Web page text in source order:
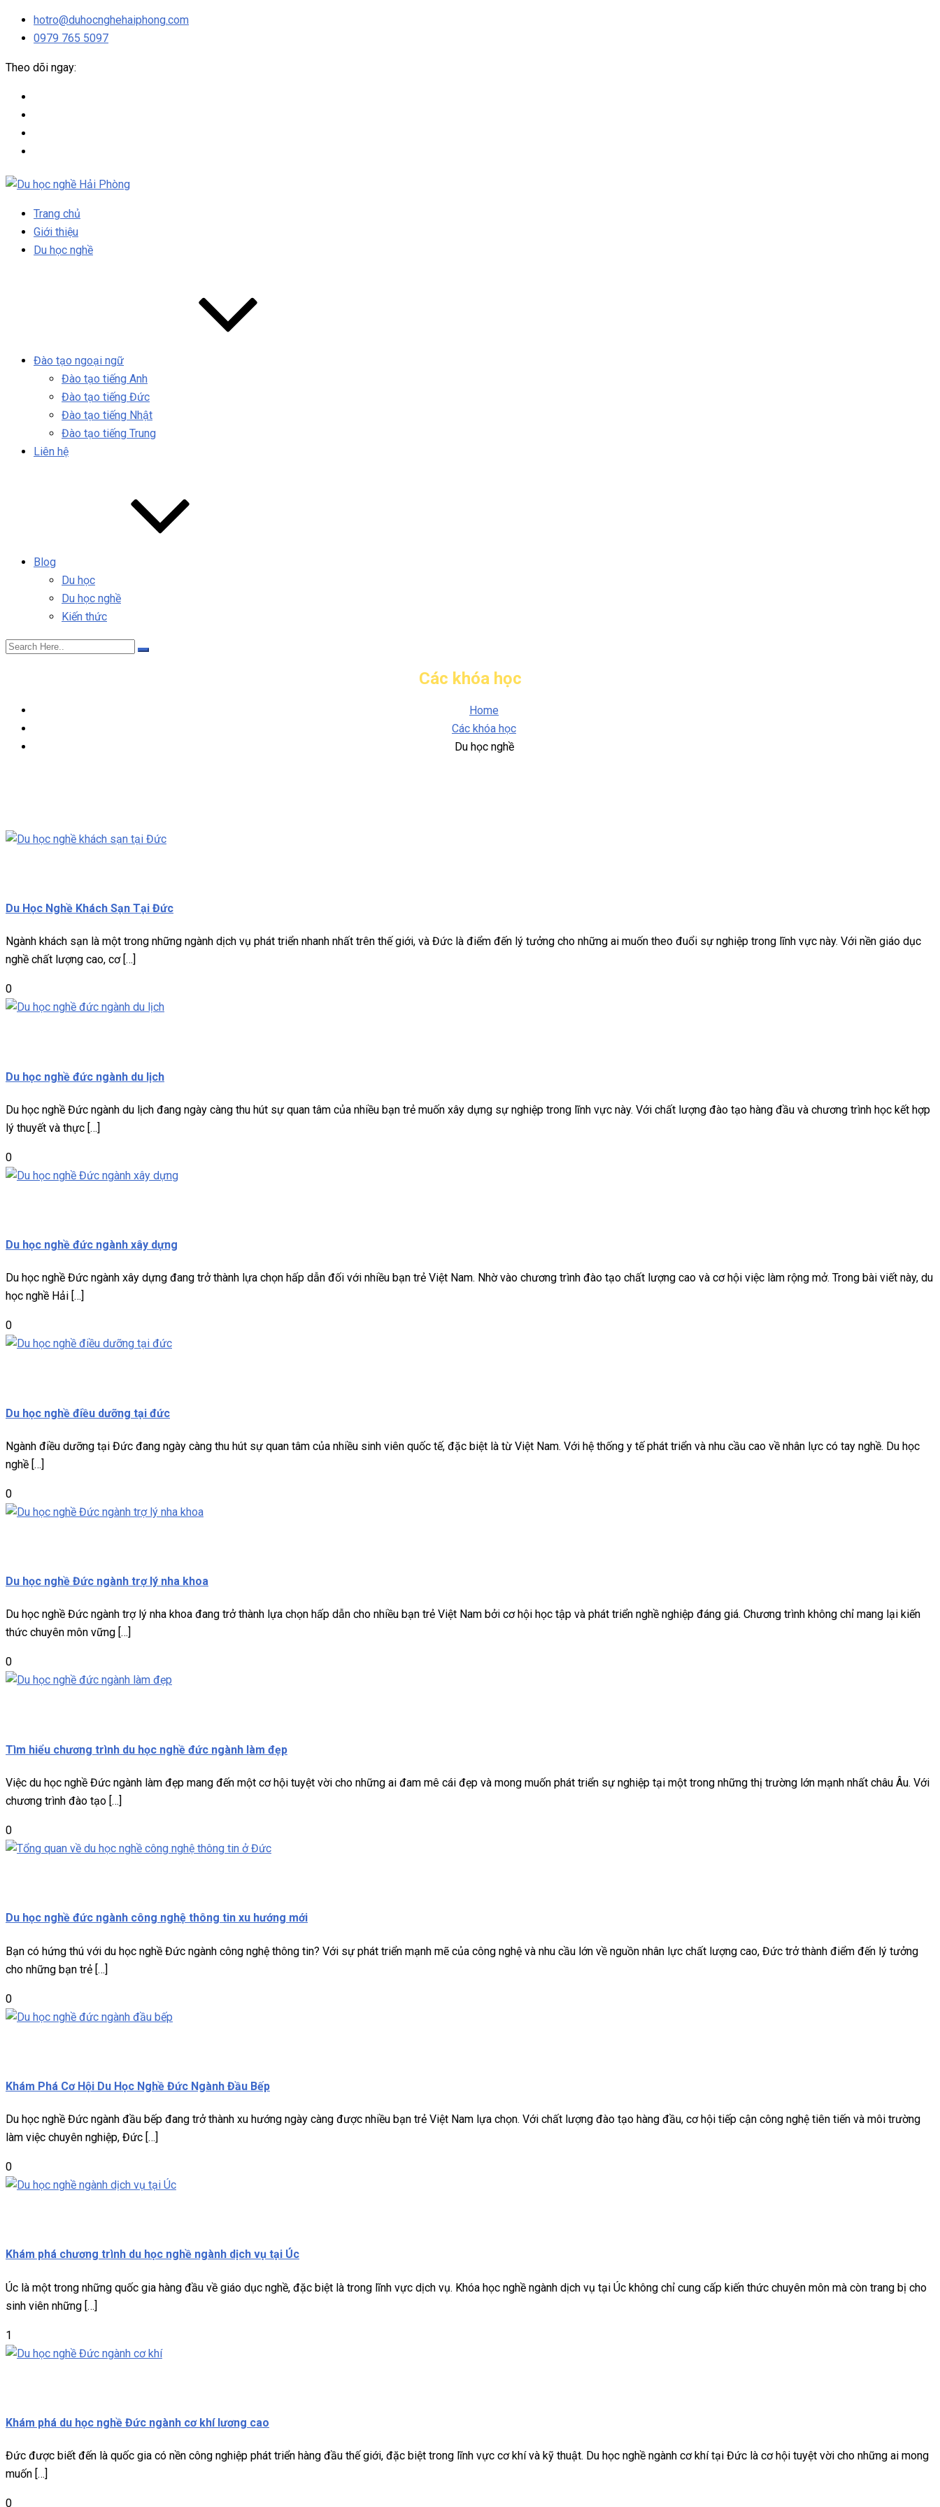
hotro@duhocnghehaiphong.com
0979 765 5097
Theo dõi ngay:
Trang chủ
Giới thiệu
Du học nghề
Đào tạo ngoại ngữ
Đào tạo tiếng Anh
Đào tạo tiếng Đức
Đào tạo tiếng Nhật
Đào tạo tiếng Trung
Liên hệ
Blog
Du học
Du học nghề
Kiến thức
Các khóa học
Home
Các khóa học
Du học nghề
Du Học Nghề Khách Sạn Tại Đức
Ngành khách sạn là một trong những ngành dịch vụ phát triển nhanh nhất trên thế giới, và Đức là điểm đến lý tưởng cho những ai muốn theo đuổi sự nghiệp trong lĩnh vực này. Với nền giáo dục
nghề chất lượng cao, cơ […]
0
Du học nghề đức ngành du lịch
Du học nghề Đức ngành du lịch đang ngày càng thu hút sự quan tâm của nhiều bạn trẻ muốn xây dựng sự nghiệp trong lĩnh vực này. Với chất lượng đào tạo hàng đầu và chương trình học kết hợp
lý thuyết và thực […]
0
Du học nghề đức ngành xây dựng
Du học nghề Đức ngành xây dựng đang trở thành lựa chọn hấp dẫn đối với nhiều bạn trẻ Việt Nam. Nhờ vào chương trình đào tạo chất lượng cao và cơ hội việc làm rộng mở. Trong bài viết này, du
học nghề Hải […]
0
Du học nghề điều dưỡng tại đức
Ngành điều dưỡng tại Đức đang ngày càng thu hút sự quan tâm của nhiều sinh viên quốc tế, đặc biệt là từ Việt Nam. Với hệ thống y tế phát triển và nhu cầu cao về nhân lực có tay nghề. Du học
nghề […]
0
Du học nghề Đức ngành trợ lý nha khoa
Du học nghề Đức ngành trợ lý nha khoa đang trở thành lựa chọn hấp dẫn cho nhiều bạn trẻ Việt Nam bởi cơ hội học tập và phát triển nghề nghiệp đáng giá. Chương trình không chỉ mang lại kiến
thức chuyên môn vững […]
0
Tìm hiểu chương trình du học nghề đức ngành làm đẹp
Việc du học nghề Đức ngành làm đẹp mang đến một cơ hội tuyệt vời cho những ai đam mê cái đẹp và mong muốn phát triển sự nghiệp tại một trong những thị trường lớn mạnh nhất châu Âu. Với
chương trình đào tạo […]
0
Du học nghề đức ngành công nghệ thông tin xu hướng mới
Bạn có hứng thú với du học nghề Đức ngành công nghệ thông tin? Với sự phát triển mạnh mẽ của công nghệ và nhu cầu lớn về nguồn nhân lực chất lượng cao, Đức trở thành điểm đến lý tưởng
cho những bạn trẻ […]
0
Khám Phá Cơ Hội Du Học Nghề Đức Ngành Đầu Bếp
Du học nghề Đức ngành đầu bếp đang trở thành xu hướng ngày càng được nhiều bạn trẻ Việt Nam lựa chọn. Với chất lượng đào tạo hàng đầu, cơ hội tiếp cận công nghệ tiên tiến và môi trường
làm việc chuyên nghiệp, Đức […]
0
Khám phá chương trình du học nghề ngành dịch vụ tại Úc
Úc là một trong những quốc gia hàng đầu về giáo dục nghề, đặc biệt là trong lĩnh vực dịch vụ. Khóa học nghề ngành dịch vụ tại Úc không chỉ cung cấp kiến thức chuyên môn mà còn trang bị cho
sinh viên những […]
1
Khám phá du học nghề Đức ngành cơ khí lương cao
Đức được biết đến là quốc gia có nền công nghiệp phát triển hàng đầu thế giới, đặc biệt trong lĩnh vực cơ khí và kỹ thuật. Du học nghề ngành cơ khí tại Đức là cơ hội tuyệt vời cho những ai mong
muốn […]
0